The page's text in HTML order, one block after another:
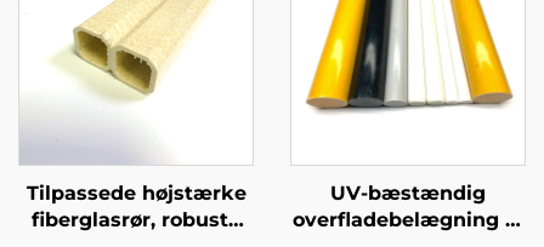
Tilpassede højstærke
fiberglasrør, robuste
UV-bæstændig
overfladebelægning af